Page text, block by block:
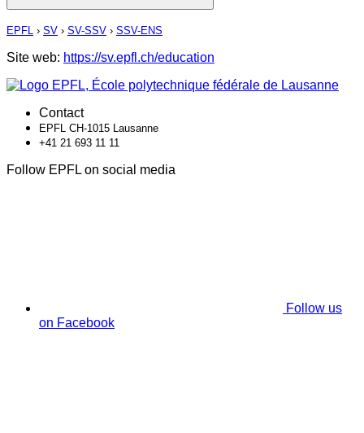
EPFL › SV › SV-SSV › SSV-ENS
Site web: https://sv.epfl.ch/education
Contact
EPFL CH-1015 Lausanne
+41 21 693 11 11
Follow EPFL on social media
Follow us
on Facebook